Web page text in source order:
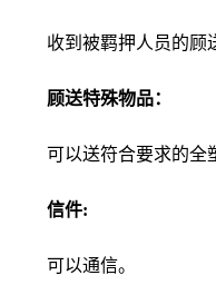
收到被羁押人员的顾
顾送特殊物品：
可以送符合要求的全
信件:
可以通信。